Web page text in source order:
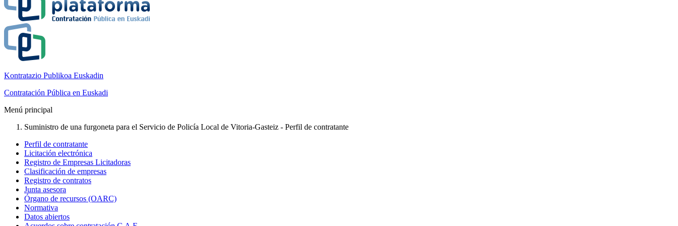
Kontratazio Publikoa Euskadin
Contratación Pública en Euskadi
Menú principal
Suministro de una furgoneta para el Servicio de Policía Local de Vitoria-Gasteiz - Perfil de contratante
Perfil de contratante
Licitación electrónica
Registro de Empresas Licitadoras
Clasificación de empresas
Registro de contratos
Junta asesora
Órgano de recursos (OARC)
Normativa
Datos abiertos